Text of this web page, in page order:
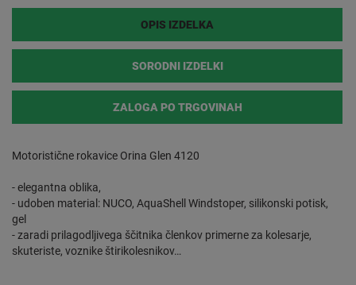
OPIS IZDELKA
SORODNI IZDELKI
ZALOGA PO TRGOVINAH
Motoristične rokavice Orina Glen 4120
- elegantna oblika,
- udoben material: NUCO, AquaShell Windstoper, silikonski potisk,
gel
- zaradi prilagodljivega ščitnika členkov primerne za kolesarje,
skuteriste, voznike štirikolesnikov…